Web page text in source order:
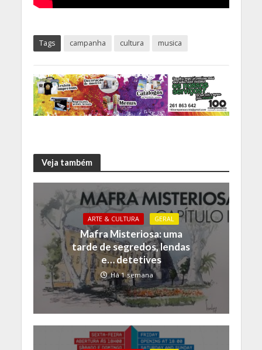
Tags campanha cultura musica
Veja também
ARTE & CULTURA GERAL
Mafra Misteriosa: uma
tarde de segredos, lendas
e… detetives
Há 1 semana